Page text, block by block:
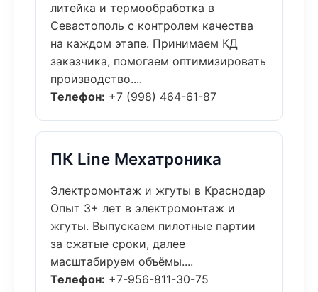
литейка и термообработка в
Севастополь с контролем качества
на каждом этапе. Принимаем КД
заказчика, помогаем оптимизировать
производство....
Телефон: +7 (998) 464-61-87
ПК Line Мехатроника
Электромонтаж и жгуты в Краснодар
Опыт 3+ лет в электромонтаж и
жгуты. Выпускаем пилотные партии
за сжатые сроки, далее
масштабируем объёмы....
Телефон: +7-956-811-30-75